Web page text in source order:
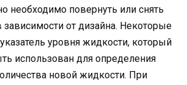
необходимо повернуть или снять
от дизайна. Некоторые
уровня жидкости, который
использован для определения
новой жидкости. При